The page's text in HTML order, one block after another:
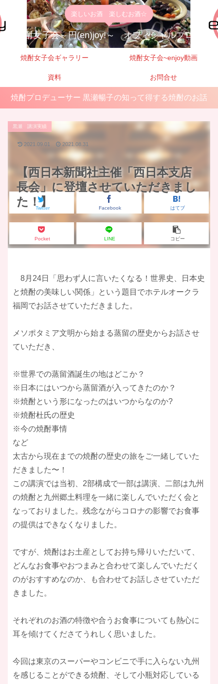
楽しいお酒 楽しむお酒☆
焼酎女子会～円(en)joy!～ オフィシャルブログ
焼酎女子会ギャラリー 焼酎女子会~enjoy動画
資料 お問合せ
焼酎プロデューサー 黒瀬暢子の知って得する焼酎のお話
【西日本新聞社主催「西日本支店
長会」に登壇させていただきまし
た！】
黒瀬 講演実績
Twitter Facebook はてブ
Pocket LINE コピー
2021.09.01 2021.08.31
8月24日「思わず人に言いたくなる！世界史、日本史
と焼酎の美味しい関係」という題目でホテルオークラ
福岡でお話させていただきました。
メソポタミア文明から始まる蒸留の歴史からお話させ
ていただき、
※世界での蒸留酒誕生の地はどこか？
※日本にはいつから蒸留酒が入ってきたのか？
※焼酎という形になったのはいつからなのか?
※焼酎杜氏の歴史
※今の焼酎事情
など
太古から現在までの焼酎の歴史の旅をご一緒していた
だきました〜！
この講演では当初、2部構成で一部は講演、二部は九州
の焼酎と九州郷土料理を一緒に楽しんでいただく会と
なっておりました。残念ながらコロナの影響でお食事
の提供はできなくなりました。
ですが、焼酎はお土産としてお持ち帰りいただいて、
どんなお食事やおつまみと合わせて楽しんでいただく
のがおすすめなのか、も合わせてお話しさせていただ
きました。
それぞれのお酒の特徴や合うお食事についても熱心に
耳を傾けてくださてうれしく思いました。
今回は東京のスーパーやコンビニで手に入らない九州
を感じることができる焼酎、そして小瓶対応している